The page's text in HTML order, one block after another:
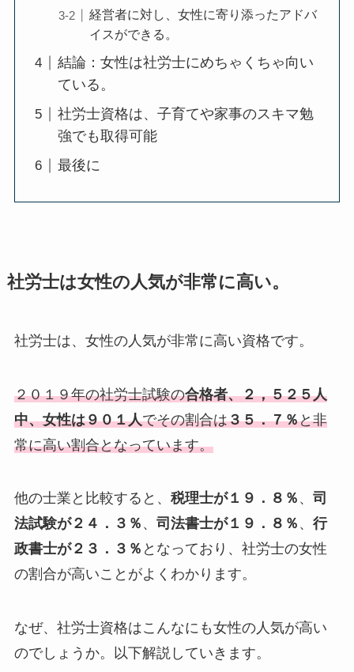
経営者に対し、女性に寄り添ったアドバ
イスができる。
結論：女性は社労士にめちゃくちゃ向い
ている。
社労士資格は、子育てや家事のスキマ勉
強でも取得可能
最後に
社労士は女性の人気が非常に高い。
社労士は、女性の人気が非常に高い資格です。
２０１９年の社労士試験の合格者、２，５２５人
中、女性は９０１人でその割合は３５．７％と非
常に高い割合となっています。
他の士業と比較すると、 税理士が１９．８％ 、 司
法試験が２４．３％ 、 司法書士が１９．８％ 、 行
政書士が２３．３％ となっており、社労士の女性
の割合が高いことがよくわかります。
なぜ、社労士資格はこんなにも女性の人気が高い
のでしょうか。以下解説していきます。